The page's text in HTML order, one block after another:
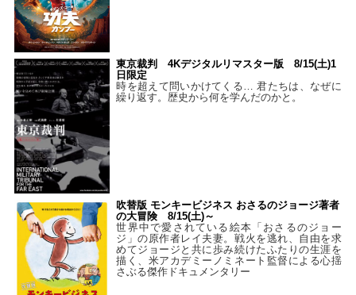
東京裁判 4Kデジタルリマスター版 8/15(土)1
日限定
時を超えて問いかけてくる… 君たちは、なぜに
繰り返す。歴史から何を学んだのかと。
吹替版 モンキービジネス おさるのジョージ著者
の大冒険 8/15(土)～
世界中で愛されている絵本「おさるのジョー
ジ」の原作者レイ夫妻。戦火を逃れ、自由を求
めてジョージと共に歩み続けたふたりの生涯を
描く、米アカデミーノミネート監督による心揺
さぶる傑作ドキュメンタリー